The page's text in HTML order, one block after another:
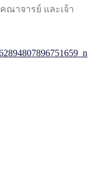
ณาจารย์ และเจ้า